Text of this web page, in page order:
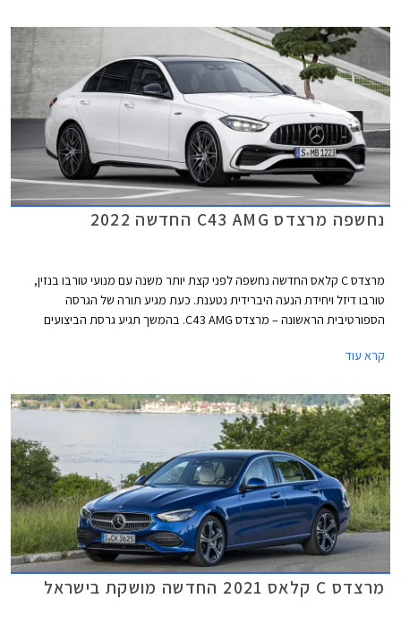
נחשפה מרצדס C43 AMG החדשה 2022
מרצדס C קלאס החדשה נחשפה לפני קצת יותר משנה עם מנועי טורבו בנזין,
טורבו דיזל ויחידת הנעה היברידית נטענת. כעת מגיע תורה של הגרסה
הספורטיבית הראשונה – מרצדס C43 AMG. בהמשך תגיע גרסת הביצועים
קרא עוד
מרצדס C קלאס 2021 החדשה מושקת בישראל